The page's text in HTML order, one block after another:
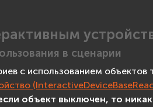
в сценарии
с использованием объектов
объект выключен, то